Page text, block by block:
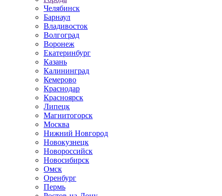
Челябинск
Барнаул
Владивосток
Волгоград
Воронеж
Екатеринбург
Казань
Калининград
Кемерово
Краснодар
Красноярск
Липецк
Магнитогорск
Москва
Нижний Новгород
Новокузнецк
Новороссийск
Новосибирск
Омск
Оренбург
Пермь